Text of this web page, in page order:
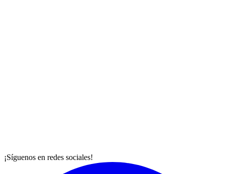
¡Síguenos en redes sociales!